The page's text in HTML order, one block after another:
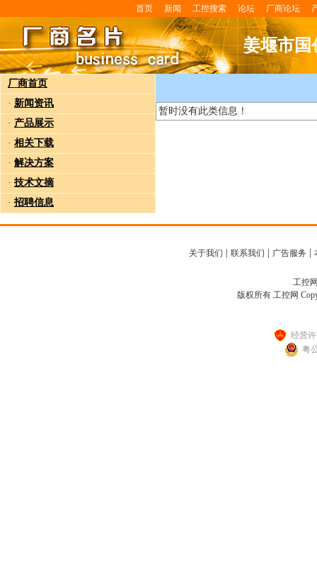
首页 新闻 工控搜索 论坛 厂商论坛
姜堰市国
厂商首页
· 新闻资讯
· 产品展示
· 相关下载
· 解决方案
· 技术文摘
· 招聘信息
暂时没有此类信息！
关于我们 联系我们 广告服务
工控
版权所有 工控网
经营
粤